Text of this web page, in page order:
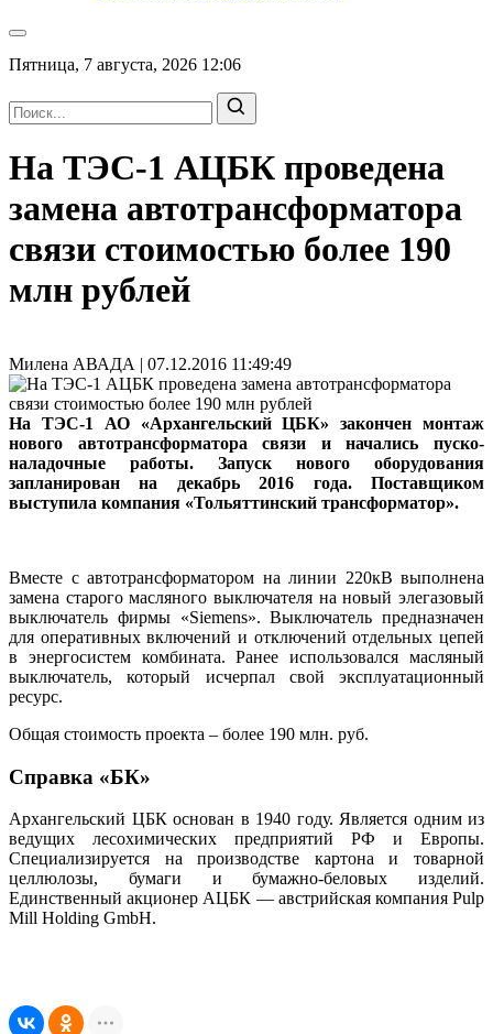
Пятница, 7 августа, 2026 12:06
На ТЭС-1 АЦБК проведена
замена автотрансформатора
связи стоимостью более 190
млн рублей
Милена АВАДА | 07.12.2016 11:49:49
На ТЭС-1 АО «Архангельский ЦБК» закончен монтаж
нового автотрансформатора связи и начались пуско-
наладочные работы. Запуск нового оборудования
запланирован на декабрь 2016 года. Поставщиком
выступила компания «Тольяттинский трансформатор».
Вместе с автотрансформатором на линии 220кВ выполнена
замена старого масляного выключателя на новый элегазовый
выключатель фирмы «Siemens». Выключатель предназначен
для оперативных включений и отключений отдельных цепей
в энергосистем комбината. Ранее использовался масляный
выключатель, который исчерпал свой эксплуатационный
ресурс.
Общая стоимость проекта – более 190 млн. руб.
Справка «БК»
Архангельский ЦБК основан в 1940 году. Является одним из
ведущих лесохимических предприятий РФ и Европы.
Специализируется на производстве картона и товарной
целлюлозы, бумаги и бумажно-беловых изделий.
Единственный акционер АЦБК — австрийская компания Pulp
Mill Holding GmbH.